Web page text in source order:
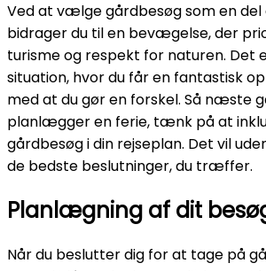
Ved at vælge gårdbesøg som en del
bidrager du til en bevægelse, der
turisme og respekt for naturen. Det
situation, hvor du får en fantastisk
med at du gør en forskel. Så næste
planlægger en ferie, tænk på at
gårdbesøg i din rejseplan. Det vil
de bedste beslutninger, du træffer.
Planlægning af dit
Når du beslutter dig for at tage på